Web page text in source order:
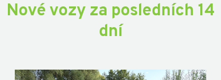
Nové vozy za posledních 14
dní